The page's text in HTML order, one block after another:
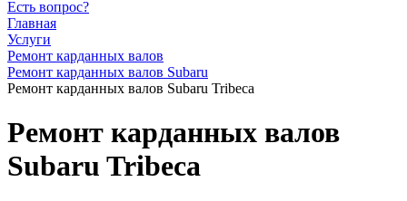
Есть вопрос?
Главная
Услуги
Ремонт карданных валов
Ремонт карданных валов Subaru
Ремонт карданных валов Subaru Tribeca
Ремонт карданных валов
Subaru Tribeca